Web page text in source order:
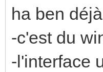
ha ben
-c'est du
-l'interface